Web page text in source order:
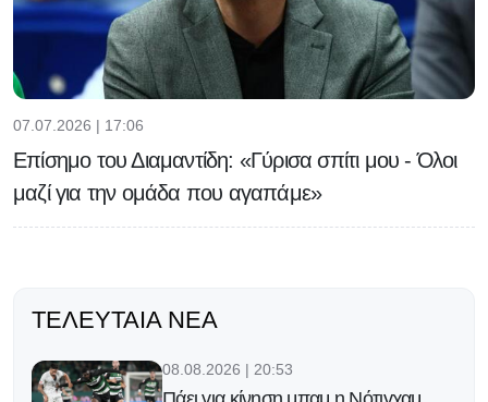
07.07.2026 | 17:06
Επίσημο του Διαμαντίδη: «Γύρισα σπίτι μου - Όλοι
μαζί για την ομάδα που αγαπάμε»
ΤΕΛΕΥΤΑΊΑ ΝΈΑ
08.08.2026 | 20:53